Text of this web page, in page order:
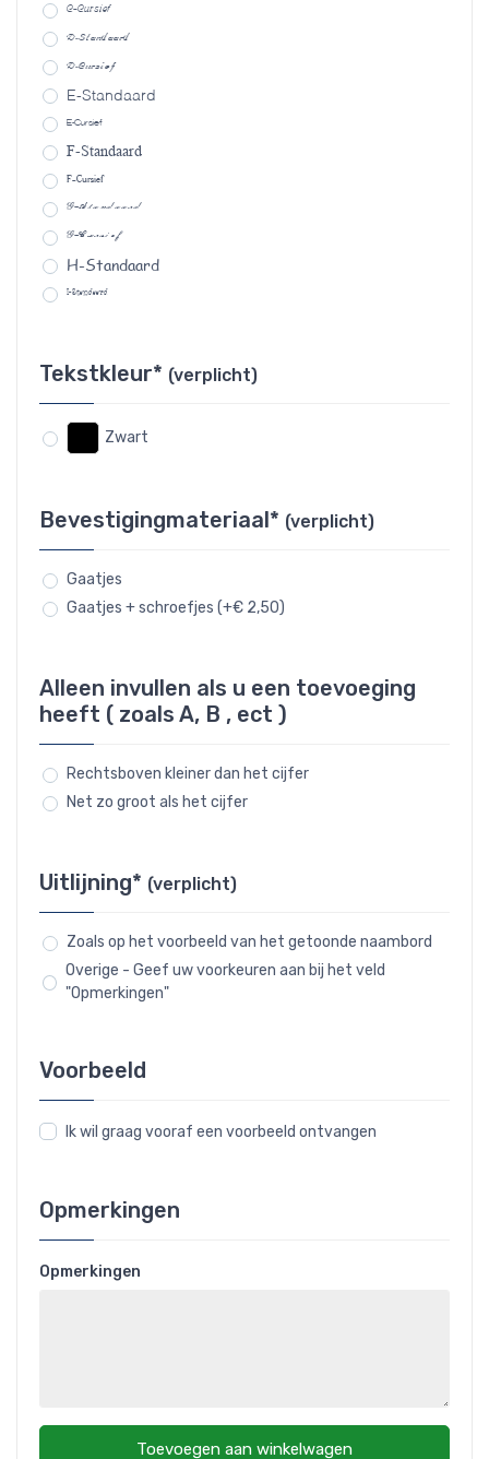
C-Cursief
D-Standaard
D-Cursief
E-Standaard
E-Cursief
F-Standaard
F-Cursief
G-Standaard
G-Cursief
H-Standaard
I-Standaard
Tekstkleur* (verplicht)
Zwart
Bevestigingmateriaal* (verplicht)
Gaatjes
Gaatjes + schroefjes (+€ 2,50)
Alleen invullen als u een toevoeging
heeft ( zoals A, B , ect )
Rechtsboven kleiner dan het cijfer
Net zo groot als het cijfer
Uitlijning* (verplicht)
Zoals op het voorbeeld van het getoonde naambord
Overige - Geef uw voorkeuren aan bij het veld
"Opmerkingen"
Voorbeeld
Ik wil graag vooraf een voorbeeld ontvangen
Opmerkingen
Opmerkingen
Toevoegen aan winkelwagen